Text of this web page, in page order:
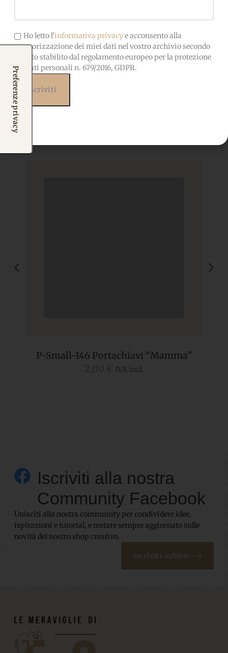
Potrebbero interessarti
P-Small-146 Portachiavi “Mamma”
2,00 € IVA incl.
Iscriviti alla nostra
Community Facebook
Unisciti alla nostra community per condividere idee,
ispirazioni e tutorial, e restare sempre aggiornato sulle
novità del nostro shop creativo.
Iscriviti subito
Ho letto l'informativa privacye acconsento alla
memorizzazione dei miei dati nel vostro archivio secondo
quanto stabilito dal regolamento europeo per la protezione
dei dati personali n. 679/2016, GDPR.